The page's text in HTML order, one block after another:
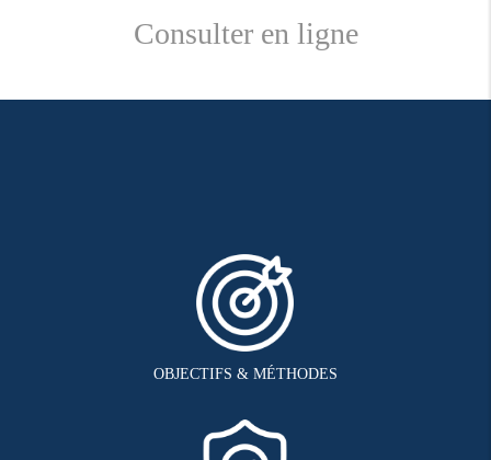
Consulter en ligne
OBJECTIFS & MÉTHODES